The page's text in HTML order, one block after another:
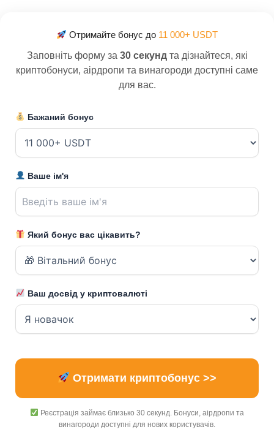
Отримайте бонус до 11 000+ USDT
Заповніть форму за 30 секундта дізнайтеся, які
криптобонуси, аірдропи та винагороди доступні саме
для вас.
Бажаний бонус
Ваше ім'я
Який бонус вас цікавить?
Ваш досвід у криптовалюті
Отримати криптобонус >>
Реєстрація займає близько 30 секунд. Бонуси, аірдропи та
винагороди доступні для нових користувачів.